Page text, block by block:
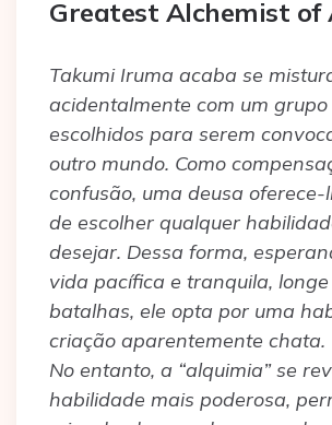
Greatest Alchemist of
Takumi Iruma acaba se
acidentalmente com um grupo
escolhidos para serem
outro mundo. Como
confusão, uma deusa
de escolher qualquer
desejar. Dessa forma,
vida pacífica e tranquila,
batalhas, ele opta por uma
criação aparentemente chata.
No entanto, a “alquimia” se
habilidade mais poderosa,